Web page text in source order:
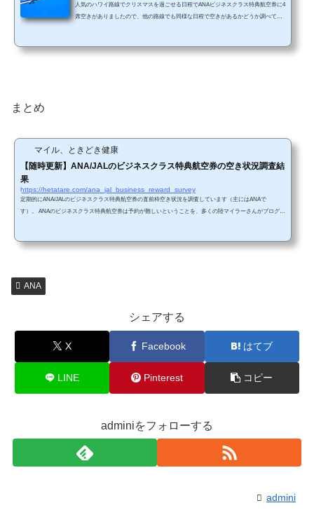
人気のハワイ路線でクリスマスを過ごせる日程でANAビジネスクラス特典航空券に4
席空きがありましたので、他の路線でも同様な日程で空きがあるかどうか調べてみ
日程でも空きがありました！また、クリスマスを挟む日程だけはなく、クリスマス
まとめ
マイル、ときどき健康
【随時更新】ANA/JALのビジネスクラス特典航空券の空き状況調査結
果
https://hetatare.com/ana_jal_business_reward_survey
定期的にANA/JALのビジネスクラス特典航空券の直前枠空き状況を調査しています（主にはANAで
す）。 ANAのビジネスクラス特典航空券は予約が難しいということを、多くの陸マイラーさんがブログで
果がビジネスクラス特典航空券の予約に少しでも貢献できれば幸いです。 ANA平会員でも直前枠は4人以
ANA
シェアする
X Facebook はてブ
LINE Pinterest コピー
adminiをフォローする
admini